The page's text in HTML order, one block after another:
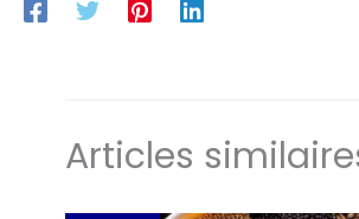
Articles